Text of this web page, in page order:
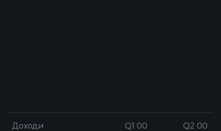
Доходи Q1 00 Q2 00
Доходи Q1 00 Q2 00